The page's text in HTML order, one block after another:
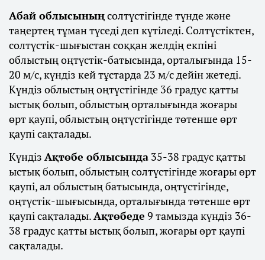
Абай облысыныңсолтүстігінде түнде және
таңертең тұман түседі деп күтіледі. Солтүстіктен,
солтүстік-шығыстан соққан желдің екпіні
облыстың оңтүстік-батысында, орталығында 15-
20 м/с, күндіз кей тұстарда 23 м/с дейін жетеді.
Күндіз облыстың оңтүстігінде 36 градус қатты
ыстық болып, облыстың орталығында жоғары
өрт қаупі, облыстың оңтүстігінде төтенше өрт
қаупі сақталады.
Күндіз Ақтөбе облысында 35-38 градус қатты
ыстық болып, облыстың солтүстігінде жоғары өрт
қаупі, ал облыстың батысында, оңтүстігінде,
оңтүстік-шығысында, орталығында төтенше өрт
қаупі сақталады.Ақтөбеде 9 тамызда күндіз 36-
38 градус қатты ыстық болып, жоғары өрт қаупі
сақталады.